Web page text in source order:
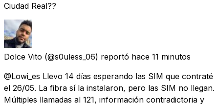
Ciudad Real??
Dolce Vito (@s0uless_06) reportó hace 11 minutos
@Lowi_es Llevo 14 días esperando las SIM que contraté
el 26/05. La fibra sí la instalaron, pero las SIM no llegan.
Múltiples llamadas al 121, información contradictoria y